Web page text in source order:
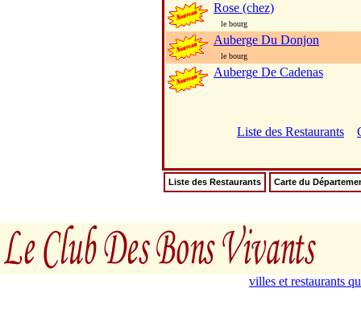
Rose (chez)
le bourg
Auberge Du Donjon
le bourg
Auberge De Cadenas
Liste des Restaurants
Liste des Restaurants Carte du
villes et restaurants